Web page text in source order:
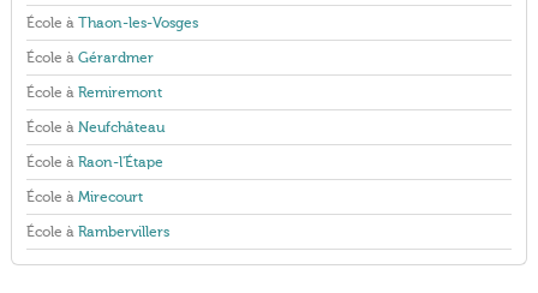
École à Thaon-les-Vosges
École à Gérardmer
École à Remiremont
École à Neufchâteau
École à Raon-l'Étape
École à Mirecourt
École à Rambervillers